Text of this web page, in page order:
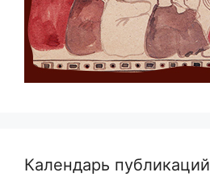
Календарь публикаций